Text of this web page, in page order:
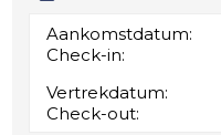
Aankomstdatum:
Check-in:
Vertrekdatum:
Check-out: